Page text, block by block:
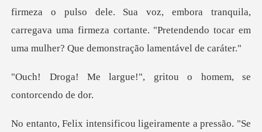
o dele. Sua voz, embora tranquila,
carregava uma firmeza cortante. "Pr
e!", gritou o homem, s
a pressão. "Se